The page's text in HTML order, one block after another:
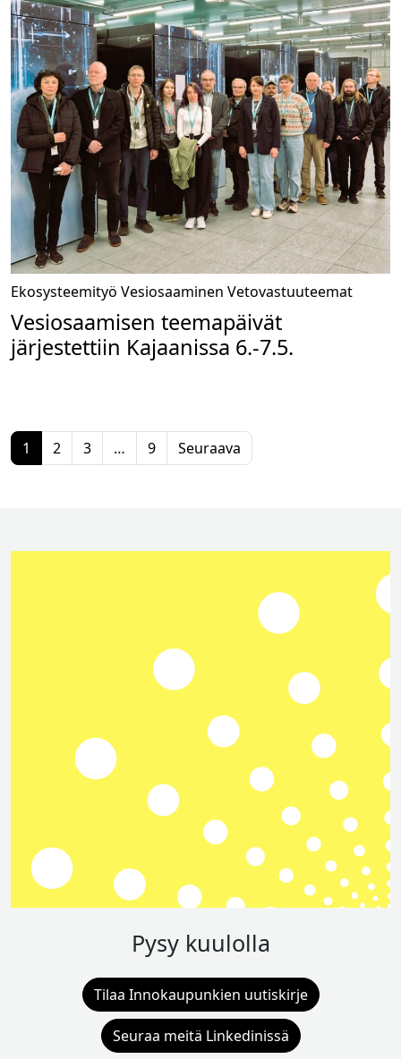
Ekosysteemityö Vesiosaaminen Vetovastuuteemat
Vesiosaamisen teemapäivät
järjestettiin Kajaanissa 6.-7.5.
1 2 3 … 9 Seuraava
Pysy kuulolla
Tilaa Innokaupunkien uutiskirje
Seuraa meitä Linkedinissä